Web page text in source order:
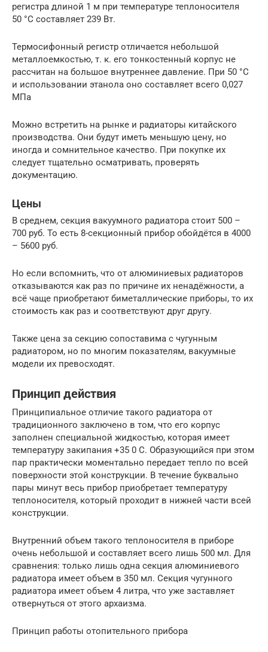
регистра длиной 1 м при температуре теплоносителя
50 °C составляет 239 Вт.
Термосифонный регистр отличается небольшой
металлоемкостью, т. к. его тонкостенный корпус не
рассчитан на большое внутреннее давление. При 50 °C
и использовании этанола оно составляет всего 0,027
МПа
Можно встретить на рынке и радиаторы китайского
производства. Они будут иметь меньшую цену, но
иногда и сомнительное качество. При покупке их
следует тщательно осматривать, проверять
документацию.
Цены
В среднем, секция вакуумного радиатора стоит 500 –
700 руб. То есть 8-секционный прибор обойдётся в 4000
– 5600 руб.
Но если вспомнить, что от алюминиевых радиаторов
отказываются как раз по причине их ненадёжности, а
всё чаще приобретают биметаллические приборы, то их
стоимость как раз и соответствуют друг другу.
Также цена за секцию сопоставима с чугунным
радиатором, но по многим показателям, вакуумные
модели их превосходят.
Принцип действия
Принципиальное отличие такого радиатора от
традиционного заключено в том, что его корпус
заполнен специальной жидкостью, которая имеет
температуру закипания +35 0 С. Образующийся при этом
пар практически моментально передает тепло по всей
поверхности этой конструкции. В течение буквально
пары минут весь прибор приобретает температуру
теплоносителя, который проходит в нижней части всей
конструкции.
Внутренний объем такого теплоносителя в приборе
очень небольшой и составляет всего лишь 500 мл. Для
сравнения: только лишь одна секция алюминиевого
радиатора имеет объем в 350 мл. Секция чугунного
радиатора имеет объем 4 литра, что уже заставляет
отвернуться от этого архаизма.
Принцип работы отопительного прибора